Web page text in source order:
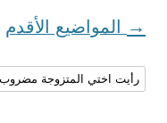
تصفح المواضيع
→ المواضيع الأقدم
البحث عن: